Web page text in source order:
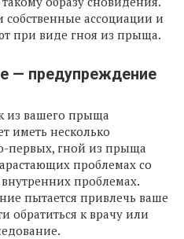
собственные ассоциации и
при виде гноя из прыща.
— предупреждение
из вашего прыща
иметь несколько
первых, гной из прыща
проблемах со
проблемах.
пытается привлечь ваше
обратиться к врачу или